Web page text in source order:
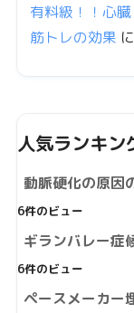
有料級！！心
筋トレの効果 に
人気ランキン
動脈硬化の原因
6件のビュー
ギランバレー症
6件のビュー
ペースメーカー